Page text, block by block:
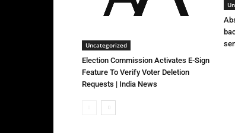
Uncategorized
Election Commission Activates E-Sign
Feature To Verify Voter Deletion
Requests | India News